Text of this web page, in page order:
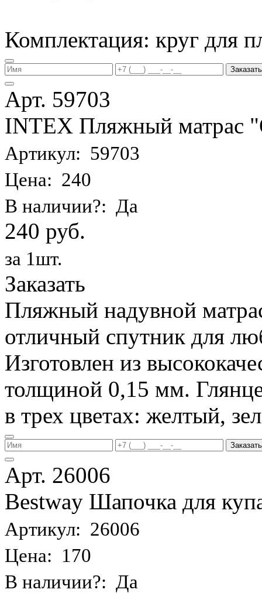
Комплектация: круг для
Заказать
Арт. 59703
INTEX Пляжный
Артикул: 59703
Цена: 240
В наличии?: Да
240 руб.
за 1шт.
Заказать
Пляжный надувной
отличный спутник для
Изготовлен из
толщиной 0,15 мм.
в трех цветах: желтый,
Заказать
Арт. 26006
Bestway Шапочка для
Артикул: 26006
Цена: 170
В наличии?: Да